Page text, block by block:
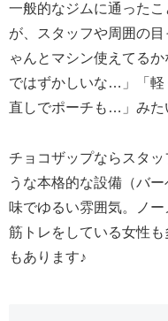
一般的なジムに通った
が、スタッフや周囲の
ゃんとマシン使えてる
ではずかしいな…」「
直しでポーチも…」みた
チョコザップならスタ
うな本格的な設備（バ
味でゆるい雰囲気。ノー
筋トレをしている女性
もあります♪